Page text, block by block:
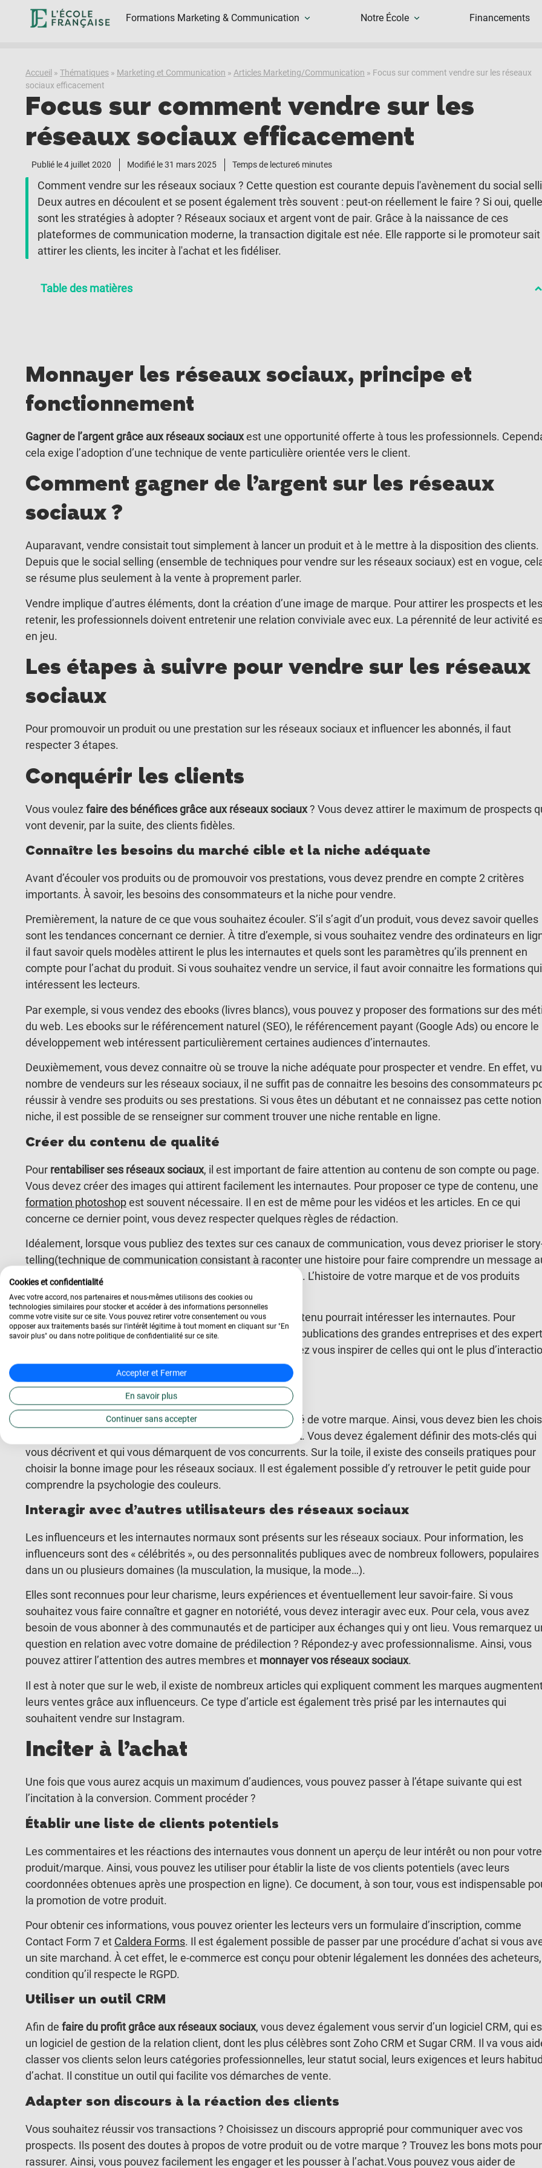
Formations Marketing & Communication Notre École Financements
Accueil » Thématiques » Marketing et Communication » Articles Marketing/Communication » Focus sur comment vendre sur les réseaux
sociaux efficacement
Focus sur comment vendre sur les
réseaux sociaux efficacement
Publié le4 juillet 2020 Modifié le 31 mars 2025 Temps de lecture6 minutes
Comment vendre sur les réseaux sociaux ? Cette question est courante depuis l'avènement du social
Deux autres en découlent et se posent également très souvent : peut-on réellement le faire ? Si oui,
sont les stratégies à adopter ? Réseaux sociaux et argent vont de pair. Grâce à la naissance de ces
plateformes de communication moderne, la transaction digitale est née. Elle rapporte si le promoteur sait
attirer les clients, les inciter à l'achat et les fidéliser.
Table des matières
Monnayer les réseaux sociaux, principe et
fonctionnement
Gagner de l’argent grâce aux réseaux sociauxest une opportunité offerte à tous les professionnels.
cela exige l’adoption d’une technique de vente particulière orientée vers le client.
Comment gagner de l’argent sur les réseaux
sociaux ?
Auparavant, vendre consistait tout simplement à lancer un produit et à le mettre à la disposition des clients.
Depuis que le social selling (ensemble de techniques pour vendre sur les réseaux sociaux) est en vogue,
se résume plus seulement à la vente à proprement parler.
Vendre implique d’autres éléments, dont la création d’une image de marque. Pour attirer les prospects et les
retenir, les professionnels doivent entretenir une relation conviviale avec eux. La pérennité de leur activité
en jeu.
Les étapes à suivre pour vendre sur les réseaux
sociaux
Pour promouvoir un produit ou une prestation sur les réseaux sociaux et influencer les abonnés, il faut
respecter 3 étapes.
Conquérir les clients
Vous voulez faire des bénéfices grâce aux réseaux sociaux? Vous devez attirer le maximum de prospects
vont devenir, par la suite, des clients fidèles.
Connaître les besoins du marché cible et la niche adéquate
Avant d’écouler vos produits ou de promouvoir vos prestations, vous devez prendre en compte 2 critères
importants. À savoir, les besoins des consommateurs et la niche pour vendre.
Premièrement, la nature de ce que vous souhaitez écouler. S’il s’agit d’un produit, vous devez savoir quelles
sont les tendances concernant ce dernier. À titre d’exemple, si vous souhaitez vendre des ordinateurs en
il faut savoir quels modèles attirent le plus les internautes et quels sont les paramètres qu’ils prennent en
compte pour l’achat du produit. Si vous souhaitez vendre un service, il faut avoir connaitre les formations qui
intéressent les lecteurs.
Par exemple, si vous vendez des ebooks (livres blancs), vous pouvez y proposer des formations sur des
du web. Les ebooks sur le référencement naturel (SEO), le référencement payant (Google Ads) ou encore le
développement web intéressent particulièrement certaines audiences d’internautes.
Deuxièmement, vous devez connaitre où se trouve la niche adéquate pour prospecter et vendre. En effet,
nombre de vendeurs sur les réseaux sociaux, il ne suffit pas de connaitre les besoins des consommateurs
réussir à vendre ses produits ou ses prestations. Si vous êtes un débutant et ne connaissez pas cette
niche, il est possible de se renseigner sur comment trouver une niche rentable en ligne.
Créer du contenu de qualité
Pour rentabiliser ses réseaux sociaux, il est important de faire attention au contenu de son compte ou page.
Vous devez créer des images qui attirent facilement les internautes. Pour proposer ce type de contenu, une
formation photoshopest souvent nécessaire. Il en est de même pour les vidéos et les articles. En ce qui
concerne ce dernier point, vous devez respecter quelques règles de rédaction.
Idéalement, lorsque vous publiez des textes sur ces canaux de communication, vous devez prioriser le
telling(technique de communication consistant à raconter une histoire pour faire comprendre un message
lecteur). Ainsi, vous suscitez l’empathie de votre audience. L’histoire de votre marque et de vos produits
l’intéresse.
En somme, plus une publication a du succès, plus son contenu pourrait intéresser les internautes. Pour
connaitre les tendances actuelles, il faut vous référer aux publications des grandes entreprises et des
dans votre domaine d’activité. En les analysant, vous devez vous inspirer de celles qui ont le plus
(nombres de likes, commentaires, partages)
Soigner son image
Votre photo de profil et votre description reflètent l’identité de votre marque. Ainsi, vous devez bien les
gagner de l’argent grâce aux réseaux sociaux. Vous devez également définir des mots-clés qui
vous décrivent et qui vous démarquent de vos concurrents. Sur la toile, il existe des conseils pratiques pour
choisir la bonne image pour les réseaux sociaux. Il est également possible d’y retrouver le petit guide pour
comprendre la psychologie des couleurs.
Interagir avec d’autres utilisateurs des réseaux sociaux
Les influenceurs et les internautes normaux sont présents sur les réseaux sociaux. Pour information, les
influenceurs sont des « célébrités », ou des personnalités publiques avec de nombreux followers, populaires
dans un ou plusieurs domaines (la musculation, la musique, la mode…).
Elles sont reconnues pour leur charisme, leurs expériences et éventuellement leur savoir-faire. Si vous
souhaitez vous faire connaître et gagner en notoriété, vous devez interagir avec eux. Pour cela, vous avez
besoin de vous abonner à des communautés et de participer aux échanges qui y ont lieu. Vous remarquez
question en relation avec votre domaine de prédilection ? Répondez-y avec professionnalisme. Ainsi, vous
pouvez attirer l’attention des autres membres et monnayer vos réseaux sociaux.
Il est à noter que sur le web, il existe de nombreux articles qui expliquent comment les marques
leurs ventes grâce aux influenceurs. Ce type d’article est également très prisé par les internautes qui
souhaitent vendre sur Instagram.
Inciter à l’achat
Une fois que vous aurez acquis un maximum d’audiences, vous pouvez passer à l’étape suivante qui est
l’incitation à la conversion. Comment procéder ?
Établir une liste de clients potentiels
Les commentaires et les réactions des internautes vous donnent un aperçu de leur intérêt ou non pour votre
produit/marque. Ainsi, vous pouvez les utiliser pour établir la liste de vos clients potentiels (avec leurs
coordonnées obtenues après une prospection en ligne). Ce document, à son tour, vous est indispensable
la promotion de votre produit.
Pour obtenir ces informations, vous pouvez orienter les lecteurs vers un formulaire d’inscription, comme
Contact Form 7 et Caldera Forms. Il est également possible de passer par une procédure d’achat si vous
un site marchand. À cet effet, le e-commerce est conçu pour obtenir légalement les données des
condition qu’il respecte le RGPD.
Utiliser un outil CRM
Afin de faire du profit grâce aux réseaux sociaux, vous devez également vous servir d’un logiciel CRM, qui
un logiciel de gestion de la relation client, dont les plus célèbres sont Zoho CRM et Sugar CRM. Il va vous
classer vos clients selon leurs catégories professionnelles, leur statut social, leurs exigences et leurs
d’achat. Il constitue un outil qui facilite vos démarches de vente.
Adapter son discours à la réaction des clients
Vous souhaitez réussir vos transactions ? Choisissez un discours approprié pour communiquer avec vos
prospects. Ils posent des doutes à propos de votre produit ou de votre marque ? Trouvez les bons mots
rassurer. Ainsi, vous pouvez facilement les engager et les pousser à l’achat.Vous pouvez vous aider de
Cookies et confidentialité
Avec votre accord, nos partenaires et nous-mêmes utilisons des cookies ou
technologies similaires pour stocker et accéder à des informations personnelles
comme votre visite sur ce site. Vous pouvez retirer votre consentement ou vous
opposer aux traitements basés sur l'intérêt légitime à tout moment en cliquant sur "En
savoir plus" ou dans notre politique de confidentialité sur ce site.
Accepter et Fermer
En savoir plus
Continuer sans accepter